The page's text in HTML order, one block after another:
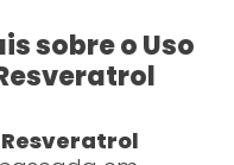
sobre o Uso